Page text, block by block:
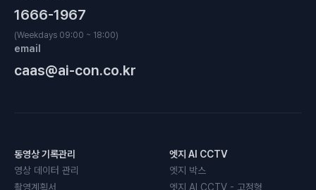
1666-1967
(Weekdays 09:00 ~ 18:00)
email
caas@ai-con.co.kr
동영상 기록관리
영상 데이터 관리
촬영계획서
엣지 AI CCTV
엣지 박스
엣지 AI CCTV - 고정형